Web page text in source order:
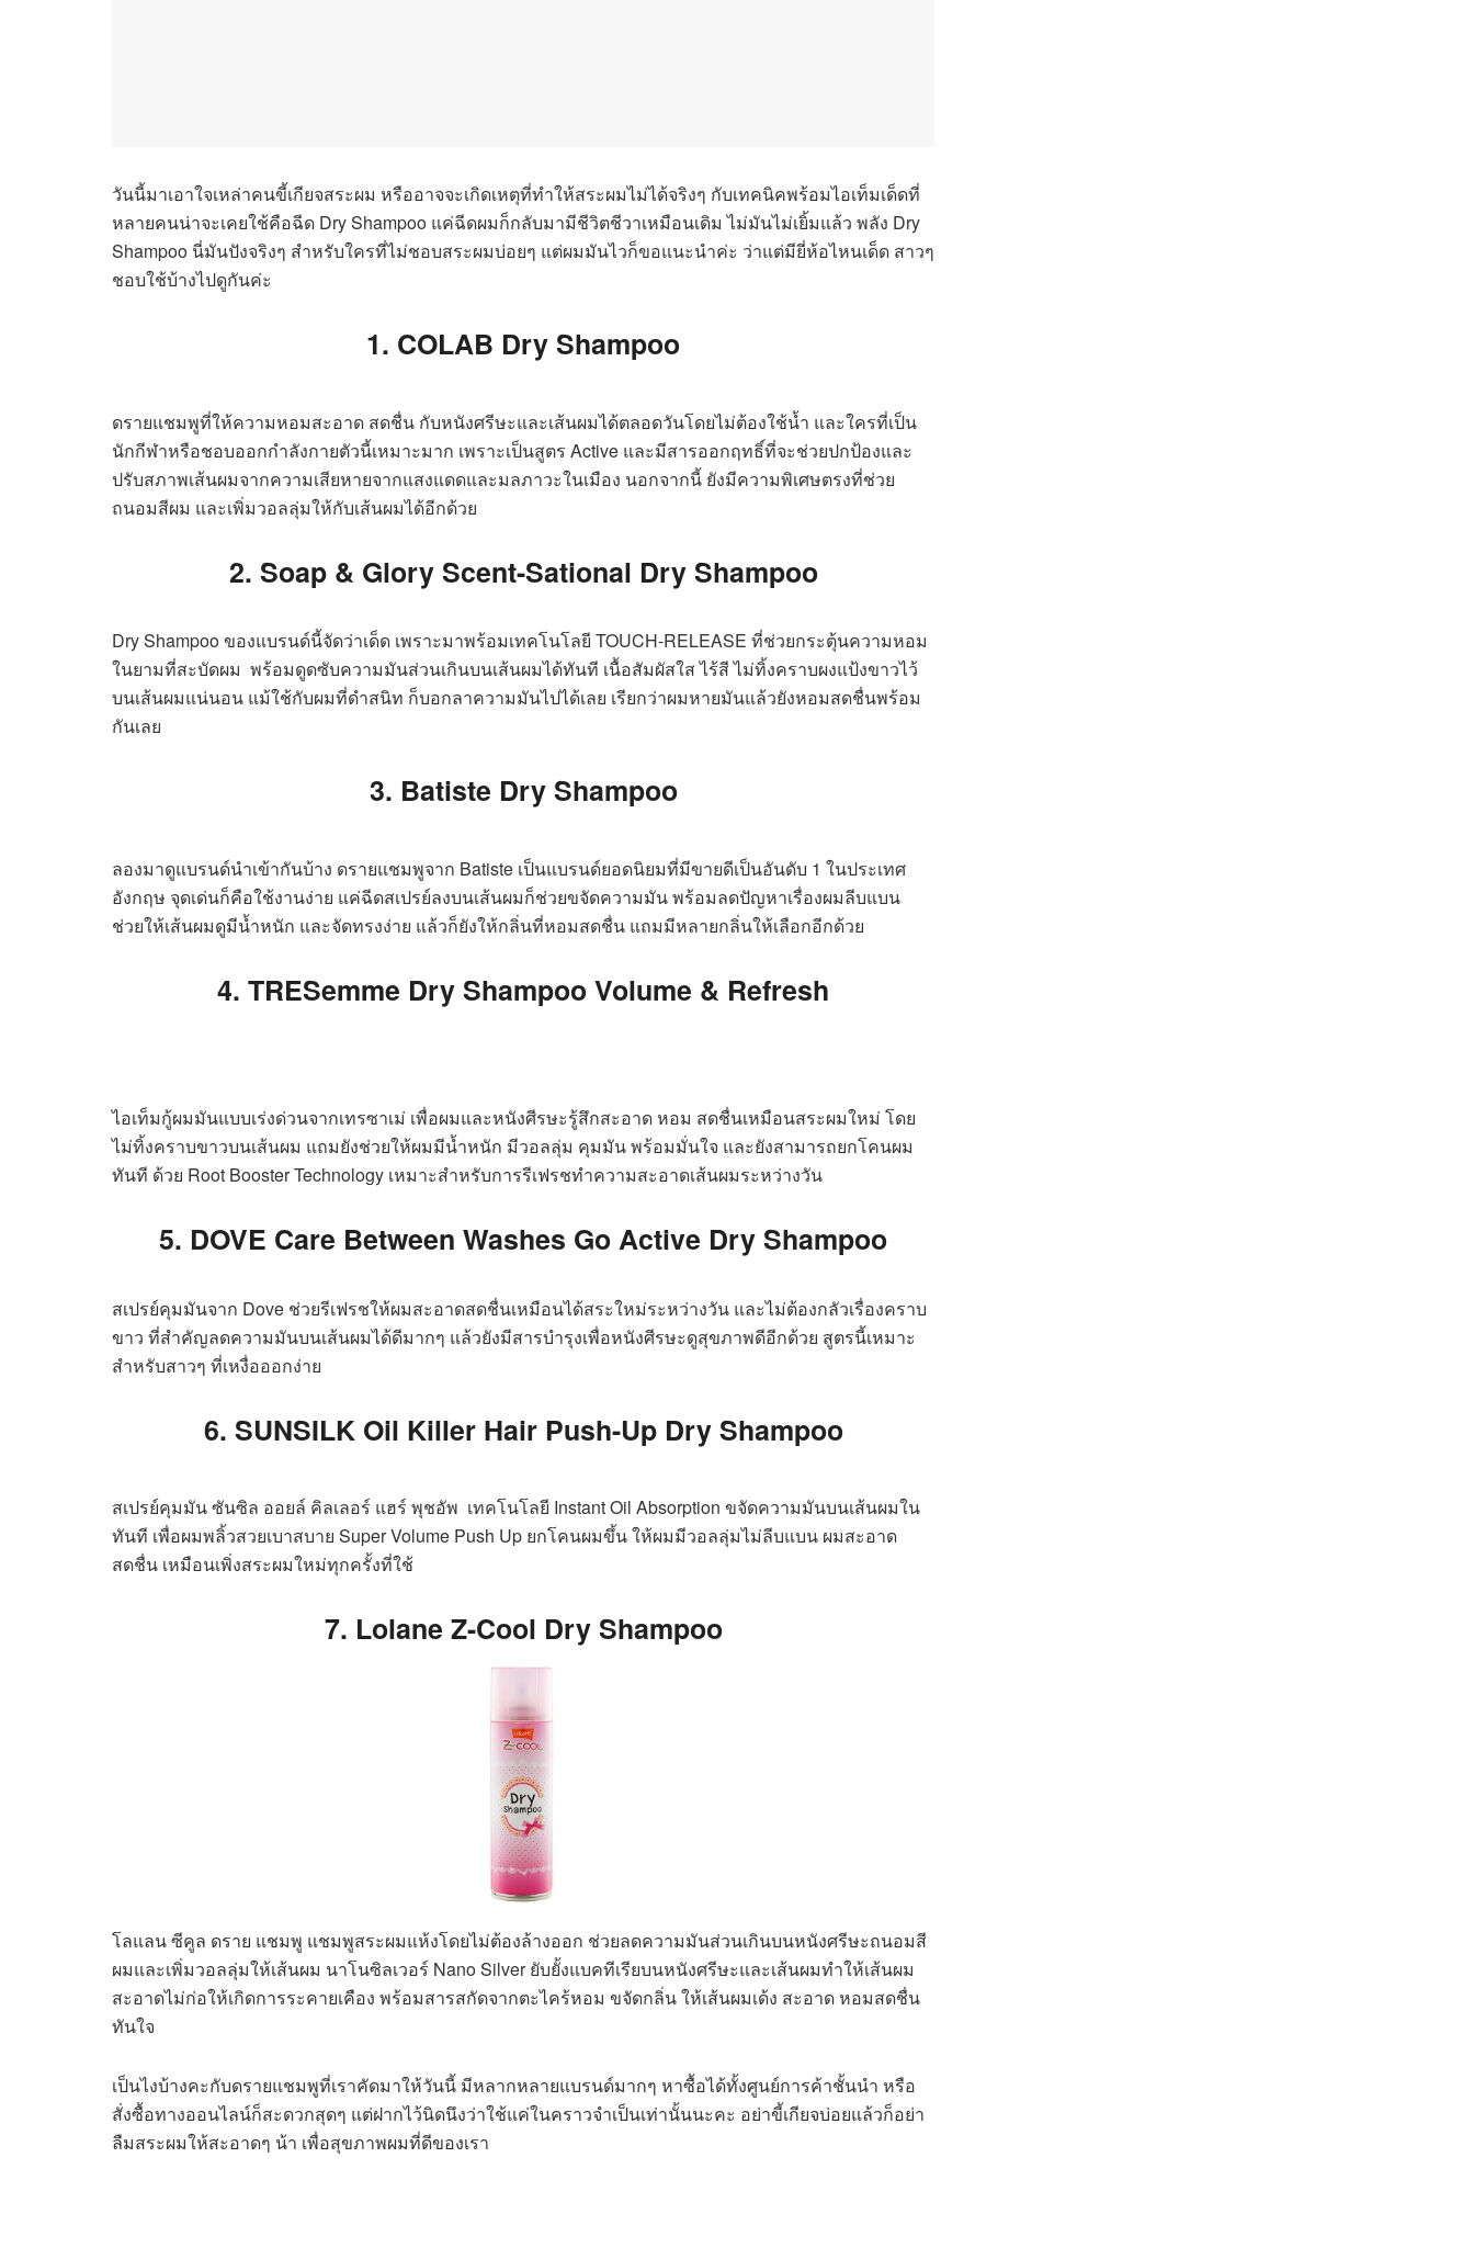
วันนี้มาเอาใจเหล่าคนขี้เกียจสระผม หรืออาจจะเกิดเหตุที่ทำให้สระผมไม่ได้จริงๆ กับเทคนิคพร้อมไอเท็มเด็ดที่
หลายคนน่าจะเคยใช้คือฉีด Dry Shampoo แค่ฉีดผมก็กลับมามีชีวิตชีวาเหมือนเดิม ไม่มันไม่เยิ้มแล้ว พลัง Dry
Shampoo นี่มันปังจริงๆ สำหรับใครที่ไม่ชอบสระผมบ่อยๆ แต่ผมมันไวก็ขอแนะนำค่ะ ว่าแต่มียี่ห้อไหนเด็ด สาวๆ
ชอบใช้บ้างไปดูกันค่ะ
1. COLAB Dry Shampoo
ดรายแชมพูที่ให้ความหอมสะอาด สดชื่น กับหนังศรีษะและเส้นผมได้ตลอดวันโดยไม่ต้องใช้น้ำ และใครที่เป็น
นักกีฬาหรือชอบออกกำลังกายตัวนี้เหมาะมาก เพราะเป็นสูตร Active และมีสารออกฤทธิ์ที่จะช่วยปกป้องและ
ปรับสภาพเส้นผมจากความเสียหายจากแสงแดดและมลภาวะในเมือง นอกจากนี้ ยังมีความพิเศษตรงที่ช่วย
ถนอมสีผม และเพิ่มวอลลุ่มให้กับเส้นผมได้อีกด้วย
2. Soap & Glory Scent-Sational Dry Shampoo
Dry Shampoo ของแบรนด์นี้จัดว่าเด็ด เพราะมาพร้อมเทคโนโลยี TOUCH-RELEASE ที่ช่วยกระตุ้นความหอม
ในยามที่สะบัดผม พร้อมดูดซับความมันส่วนเกินบนเส้นผมได้ทันที เนื้อสัมผัสใส ไร้สี ไม่ทิ้งคราบผงแป้งขาวไว้
บนเส้นผมแน่นอน แม้ใช้กับผมที่ดำสนิท ก็บอกลาความมันไปได้เลย เรียกว่าผมหายมันแล้วยังหอมสดชื่นพร้อม
กันเลย
3. Batiste Dry Shampoo
ลองมาดูแบรนด์นำเข้ากันบ้าง ดรายแชมพูจาก Batiste เป็นแบรนด์ยอดนิยมที่มีขายดีเป็นอันดับ 1 ในประเทศ
อังกฤษ จุดเด่นก็คือใช้งานง่าย แค่ฉีดสเปรย์ลงบนเส้นผมก็ช่วยขจัดความมัน พร้อมลดปัญหาเรื่องผมลีบแบน
ช่วยให้เส้นผมดูมีน้ำหนัก และจัดทรงง่าย แล้วก็ยังให้กลิ่นที่หอมสดชื่น แถมมีหลายกลิ่นให้เลือกอีกด้วย
4. TRESemme Dry Shampoo Volume & Refresh
ไอเท็มกู้ผมมันแบบเร่งด่วนจากเทรซาเม่ เพื่อผมและหนังศีรษะรู้สึกสะอาด หอม สดชื่นเหมือนสระผมใหม่ โดย
ไม่ทิ้งคราบขาวบนเส้นผม แถมยังช่วยให้ผมมีน้ำหนัก มีวอลลุ่ม คุมมัน พร้อมมั่นใจ และยังสามารถยกโคนผม
ทันที ด้วย Root Booster Technology เหมาะสำหรับการรีเฟรชทำความสะอาดเส้นผมระหว่างวัน
5. DOVE Care Between Washes Go Active Dry Shampoo
สเปรย์คุมมันจาก Dove ช่วยรีเฟรชให้ผมสะอาดสดชื่นเหมือนได้สระใหม่ระหว่างวัน และไม่ต้องกลัวเรื่องคราบ
ขาว ที่สำคัญลดความมันบนเส้นผมได้ดีมากๆ แล้วยังมีสารบำรุงเพื่อหนังศีรษะดูสุขภาพดีอีกด้วย สูตรนี้เหมาะ
สำหรับสาวๆ ที่เหงื่อออกง่าย
6. SUNSILK Oil Killer Hair Push-Up Dry Shampoo
สเปรย์คุมมัน ซันซิล ออยล์ คิลเลอร์ แฮร์ พุชอัพ เทคโนโลยี Instant Oil Absorption ขจัดความมันบนเส้นผมใน
ทันที เพื่อผมพลิ้วสวยเบาสบาย Super Volume Push Up ยกโคนผมขึ้น ให้ผมมีวอลลุ่มไม่ลีบแบน ผมสะอาด
สดชื่น เหมือนเพิ่งสระผมใหม่ทุกครั้งที่ใช้
7. Lolane Z-Cool Dry Shampoo
โลแลน ซีคูล ดราย แชมพู แชมพูสระผมแห้งโดยไม่ต้องล้างออก ช่วยลดความมันส่วนเกินบนหนังศรีษะถนอมสี
ผมและเพิ่มวอลลุ่มให้เส้นผม นาโนซิลเวอร์ Nano Silver ยับยั้งแบคทีเรียบนหนังศรีษะและเส้นผมทำให้เส้นผม
สะอาดไม่ก่อให้เกิดการระคายเคือง พร้อมสารสกัดจากตะไคร้หอม ขจัดกลิ่น ให้เส้นผมเด้ง สะอาด หอมสดชื่น
ทันใจ
เป็นไงบ้างคะกับดรายแชมพูที่เราคัดมาให้วันนี้ มีหลากหลายแบรนด์มากๆ หาซื้อได้ทั้งศูนย์การค้าชั้นนำ หรือ
สั่งซื้อทางออนไลน์ก็สะดวกสุดๆ แต่ฝากไว้นิดนึงว่าใช้แค่ในคราวจำเป็นเท่านั้นนะคะ อย่าขี้เกียจบ่อยแล้วก็อย่า
ลืมสระผมให้สะอาดๆ น้า เพื่อสุขภาพผมที่ดีของเรา